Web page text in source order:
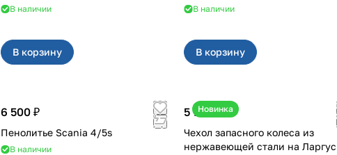
В наличии
В корзину
В наличии
В корзину
6 500 ₽
Пенолитье Scania 4/5s
В наличии
Новинка
5 700 ₽
Чехол запасного колеса из
нержавеющей стали на Ларгус